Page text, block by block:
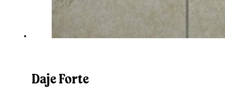
Daje Forte